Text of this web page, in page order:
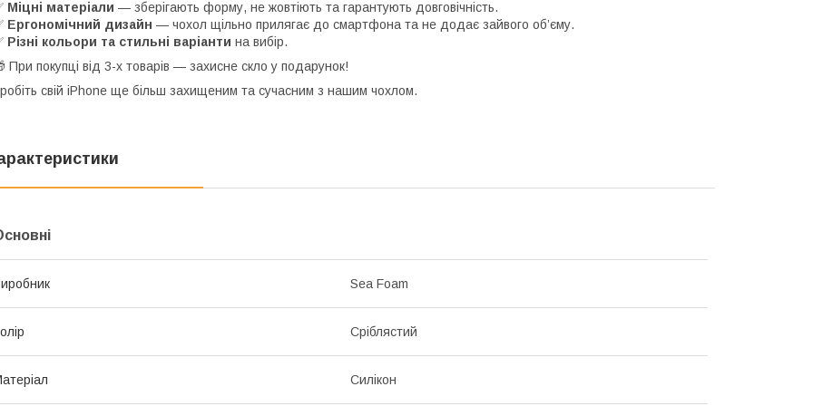
Міцні матеріали — зберігають форму, не жовтіють та гарантують довговічність.
Ергономічний дизайн — чохол щільно прилягає до смартфона та не додає зайвого об’єму.
Різні кольори та стильні варіанти на вибір.
При покупці від 3-х товарів — захисне скло у подарунок!
свій iPhone ще більш захищеним та сучасним з нашим чохлом.
Sea Foam
Сріблястий
Силікон